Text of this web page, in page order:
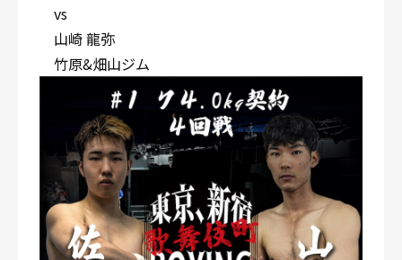
vs
山崎 龍弥
竹原&畑山ジム